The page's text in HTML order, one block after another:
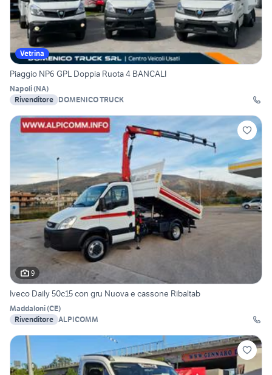
Vetrina
Piaggio NP6 GPL Doppia Ruota 4 BANCALI
Napoli(NA)
Rivenditore DOMENICO TRUCK
9
Iveco Daily 50c15 con gru Nuova e cassone Ribaltab
Maddaloni(CE)
Rivenditore ALPICOMM